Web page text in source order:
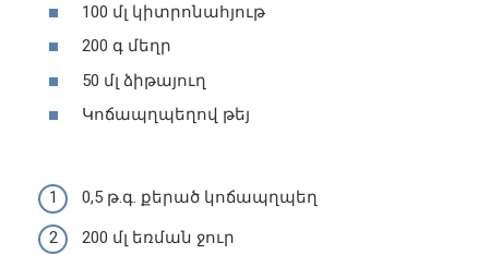
100 մլ կիտրոնահյութ
200 գ մեղր
50 մլ ձիթայուղ
Կոճապղպեղով թեյ
0,5 թ.գ. քերած կոճապղպեղ
200 մլ եռման ջուր